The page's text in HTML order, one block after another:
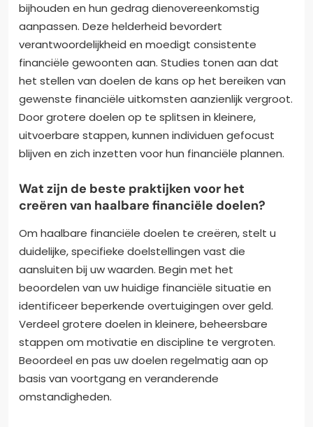
bijhouden en hun gedrag dienovereenkomstig
aanpassen. Deze helderheid bevordert
verantwoordelijkheid en moedigt consistente
financiële gewoonten aan. Studies tonen aan dat
het stellen van doelen de kans op het bereiken van
gewenste financiële uitkomsten aanzienlijk vergroot.
Door grotere doelen op te splitsen in kleinere,
uitvoerbare stappen, kunnen individuen gefocust
blijven en zich inzetten voor hun financiële plannen.
Wat zijn de beste praktijken voor het
creëren van haalbare financiële doelen?
Om haalbare financiële doelen te creëren, stelt u
duidelijke, specifieke doelstellingen vast die
aansluiten bij uw waarden. Begin met het
beoordelen van uw huidige financiële situatie en
identificeer beperkende overtuigingen over geld.
Verdeel grotere doelen in kleinere, beheersbare
stappen om motivatie en discipline te vergroten.
Beoordeel en pas uw doelen regelmatig aan op
basis van voortgang en veranderende
omstandigheden.